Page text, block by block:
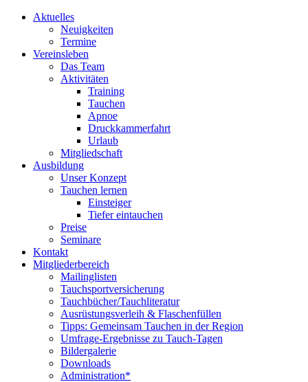
Aktuelles
Neuigkeiten
Termine
Vereinsleben
Das Team
Aktivitäten
Training
Tauchen
Apnoe
Druckkammerfahrt
Urlaub
Mitgliedschaft
Ausbildung
Unser Konzept
Tauchen lernen
Einsteiger
Tiefer eintauchen
Preise
Seminare
Kontakt
Mitgliederbereich
Mailinglisten
Tauchsportversicherung
Tauchbücher/Tauchliteratur
Ausrüstungsverleih & Flaschenfüllen
Tipps: Gemeinsam Tauchen in der Region
Umfrage-Ergebnisse zu Tauch-Tagen
Bildergalerie
Downloads
Administration*